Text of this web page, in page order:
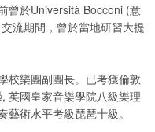
曾於Università Bocconi (意
流期間，曾於當地研習大提
校樂團副團長。已考獲倫敦
英國皇家音樂學院八級樂理
術水平考級琵琶十級。